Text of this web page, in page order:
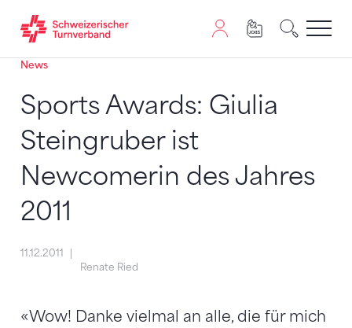
Zum Inhalt springen
Zur Sitemap navigieren
Zum Navigieren dieser Seite wird JavaScript benötigt.
News
Sports Awards: Giulia
Steingruber ist
Newcomerin des Jahres
2011
11.12.2011
Renate Ried
«Wow! Danke vielmal an alle, die für mich